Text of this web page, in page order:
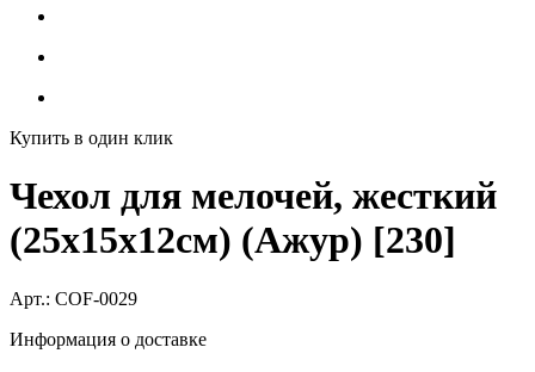
Купить в один клик
Чехол для мелочей, жесткий
(25х15х12см) (Ажур) [230]
Арт.: COF-0029
Информация о доставке